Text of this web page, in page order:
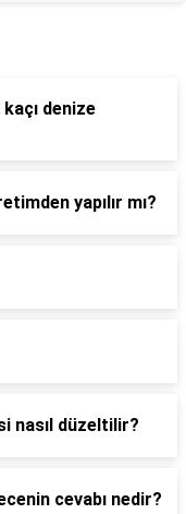
denize
yapılır mı?
nasıl düzeltilir?
cevabı nedir?